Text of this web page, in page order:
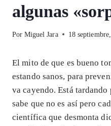
algunas
Por Miguel Jara 18
El mito de que es bueno
estando sanos, para
va cayendo. Está tardando
sabe que no es así pero
científica que desmonta